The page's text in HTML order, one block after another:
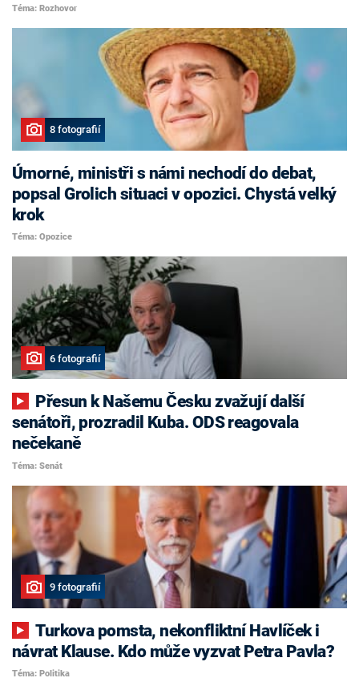
Téma: Rozhovor
8 fotografií
Úmorné, ministři s námi nechodí do debat,
popsal Grolich situaci v opozici. Chystá velký
krok
Téma: Opozice
6 fotografií
senátoři, prozradil Kuba. ODS reagovala
nečekaně
Téma: Senát
9 fotografií
Turkova pomsta, nekonfliktní Havlíček i
návrat Klause. Kdo může vyzvat Petra Pavla?
Téma: Politika